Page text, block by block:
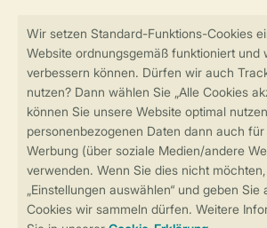
Sicherstellung Deiner
Sicher und schnell zur Online-
Sichere Datenübertragung
Sicheres Bezahlen